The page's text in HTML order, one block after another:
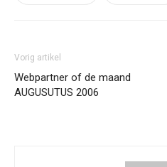
Vorig artikel
Webpartner of de maand
AUGUSUTUS 2006